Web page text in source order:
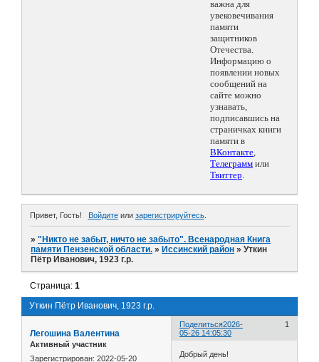
важна для
увековечивания
памяти
защитников
Отечества.
Информацию о
появлении новых
сообщений на
сайте можно
узнавать,
подписавшись на
страничках книги
памяти в
ВКонтакте,
Телеграмм или
Твиттер.
Привет, Гость! Войдитеили зарегистрируйтесь.
»"Никто не забыт, ничто не забыто". Всенародная Книга
памяти Пензенской области. » Иссинский район »Уткин
Пётр Иванович, 1923 г.р.
Уткин Пётр Иванович, 1923 г.р.
Страница:1
Поделиться 1
2026-
05-26 14:05:30
Легошина Валентина
Активный участник
Зарегистрирован: 2022-05-20 Добрый день!